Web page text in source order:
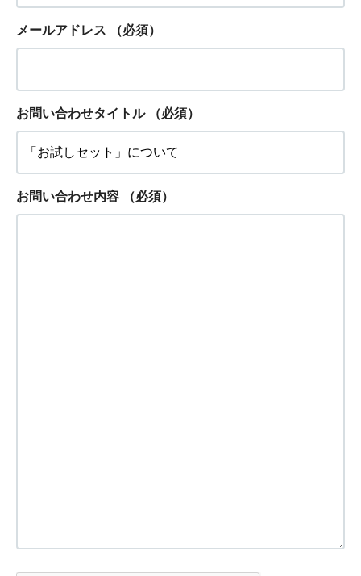
メールアドレス （必須）
お問い合わせタイトル （必須）
お問い合わせ内容 （必須）